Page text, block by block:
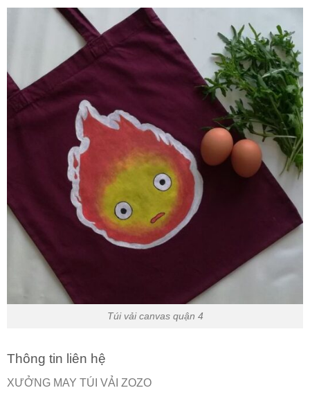
Túi vải canvas quận 4
Thông tin liên hệ
XƯỞNG MAY TÚI VẢI ZOZO